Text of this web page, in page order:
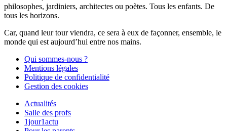
philosophes, jardiniers, architectes ou poètes. Tous les enfants. De
tous les horizons.
Car, quand leur tour viendra, ce sera à eux de façonner, ensemble, le
monde qui est aujourd’hui entre nos mains.
Qui sommes-nous ?
Mentions légales
Politique de confidentialité
Gestion des cookies
Actualités
Salle des profs
1jour1actu